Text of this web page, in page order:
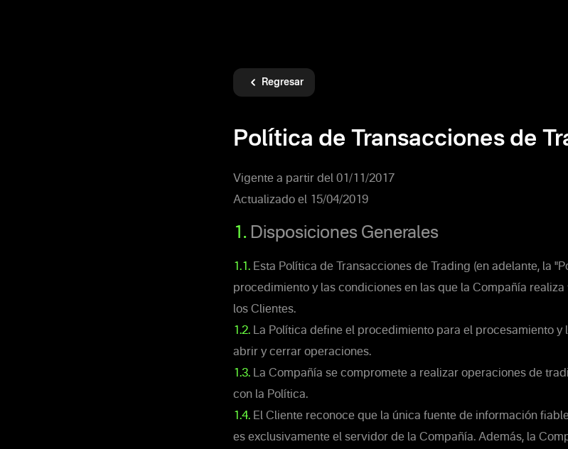
Regresar
Política de Transacciones de
Vigente a partir del 01/11/2017
Actualizado el 15/04/2019
1. Disposiciones Generales
1.1. Esta Política de Transacciones de Trading (en adelante, la
procedimiento y las condiciones en las que la Compañía
los Clientes.
1.2. La Política define el procedimiento para el procesamiento y
abrir y cerrar operaciones.
1.3. La Compañía se compromete a realizar operaciones de
con la Política.
1.4. El Cliente reconoce que la única fuente de información
es exclusivamente el servidor de la Compañía. Además, la